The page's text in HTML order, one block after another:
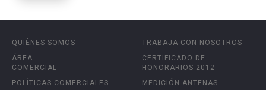
QUIÉNES SOMOS
ÁREA
COMERCIAL
POLÍTICAS COMERCIALES
TRABAJA CON NOSOTROS
CERTIFICADO DE
HONORARIOS 2012
MEDICIÓN ANTENAS